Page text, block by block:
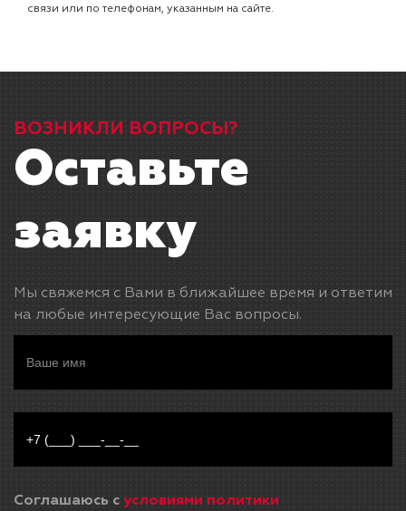
связи или по телефонам, указанным на сайте.
ВОЗНИКЛИ ВОПРОСЫ?
Оставьте
заявку
Мы свяжемся с Вами в ближайшее время и ответим
на любые интересующие Вас вопросы.
Соглашаюсь с условиями политики